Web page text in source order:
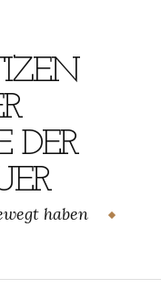
DER
haben